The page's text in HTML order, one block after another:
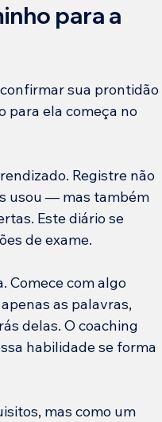
para a
sua prontidão
para ela começa no
Registre não
usou — mas também
Este diário se
de exame.
Comece com algo
as palavras,
delas. O coaching
habilidade se forma
mas como um